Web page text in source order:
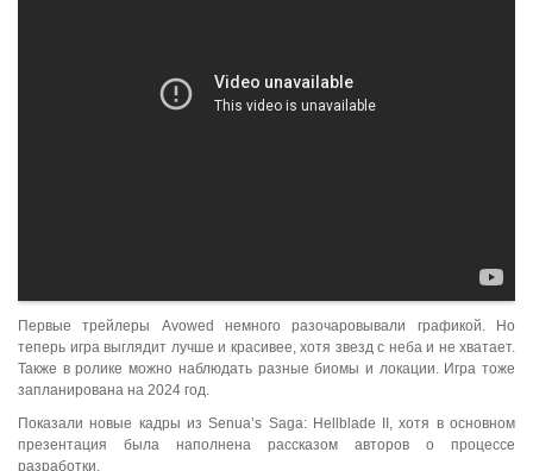
Первые трейлеры Avowed немного разочаровывали графикой. Но
теперь игра выглядит лучше и красивее, хотя звезд с неба и не хватает.
Также в ролике можно наблюдать разные биомы и локации. Игра тоже
запланирована на 2024 год.
Показали новые кадры из Senua’s Saga: Hellblade II, хотя в основном
презентация была наполнена рассказом авторов о процессе
разработки.